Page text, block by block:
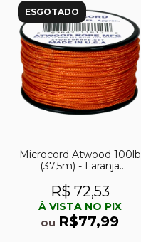
ESGOTADO
Microcord Atwood 100lb
(37,5m) - Laranja
R$ 72,53
À VISTA NO PIX
ou R$77,99